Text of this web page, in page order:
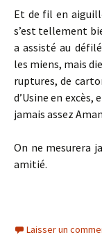
Et de fil en
s’est tellement
a assisté au
les miens, mais
ruptures, de
d’Usine en excès,
jamais assez
On ne mesurera
amitié.
Laisser un